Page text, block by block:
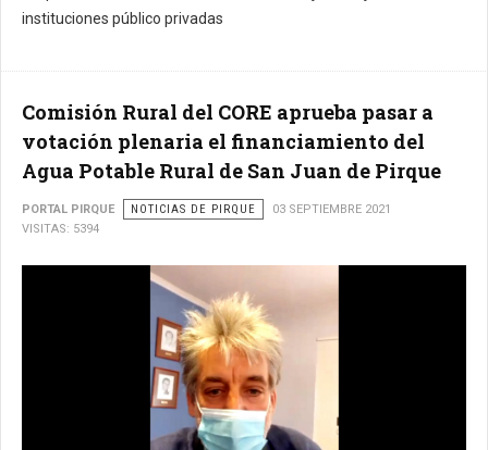
instituciones público privadas
Comisión Rural del CORE aprueba pasar a
votación plenaria el financiamiento del
Agua Potable Rural de San Juan de Pirque
PORTAL PIRQUE NOTICIAS DE PIRQUE
03 SEPTIEMBRE 2021
VISITAS: 5394